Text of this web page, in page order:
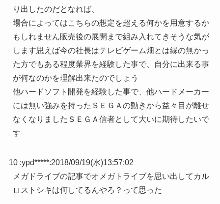
り出したのだとなれば、
場合によってはこちらの想定を超える何かを用意するか
もしれません販売後の展開まで組み入れてきそうな気が
します思えば今の社長はテレビゲーム畑とは縁の無かっ
た方でもある程度業界を経験した事で、自分に出来る事
が何なのかを理解出来たのでしょう
他ハードソフト開発を経験した事で、他ハードメーカー
には無い強みを持ったＳＥＧＡの動きから益々目が離せ
なくなりましたＳＥＧＡ信者として大いに期待したいで
す
10 :ypd*****:2018/09/19(水)13:57:02
メガドライブの記事でオメガトライブを思い出してカル
ロストシキは何してるんやろ？って思った